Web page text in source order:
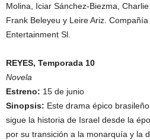
Molina, Iciar Sánchez-Biezma,
Frank Beleyeu y Leire Ariz.
Entertainment Sl.
REYES, Temporada 10
Novela
Estreno: 15 de junio
Sinopsis: Este drama épico
sigue la historia de Israel desde la
por su transición a la monarquía y la